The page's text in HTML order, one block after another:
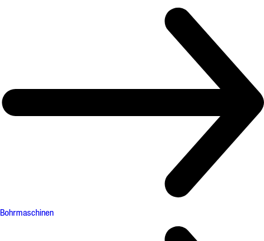
Bohrmaschinen